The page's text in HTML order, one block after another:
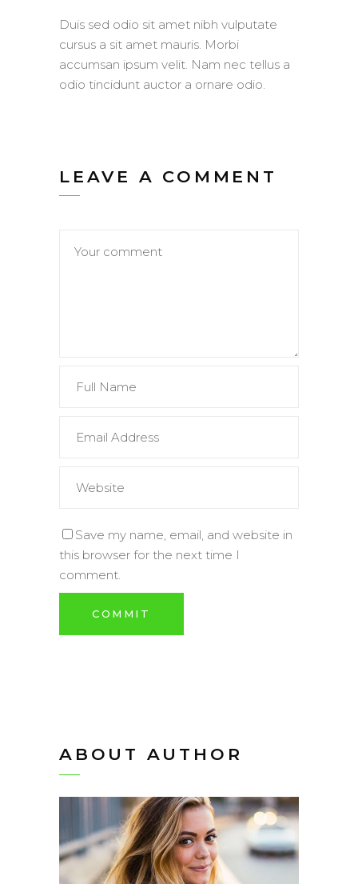
Duis sed odio sit amet nibh vulputate
cursus a sit amet mauris. Morbi
accumsan ipsum velit. Nam nec tellus a
odio tincidunt auctor a ornare odio.
LEAVE A COMMENT
Save my name, email, and website in
this browser for the next time I
comment.
ABOUT AUTHOR